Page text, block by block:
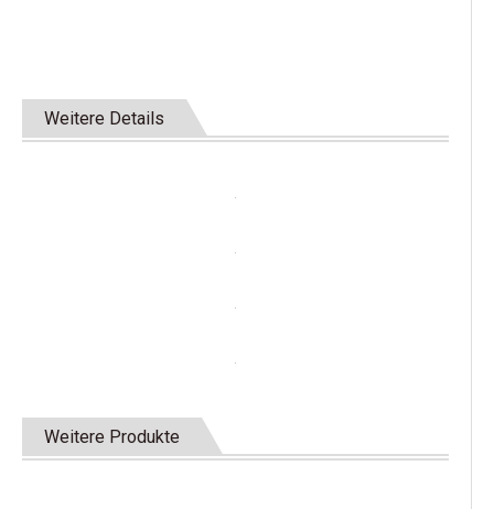
Weitere Details
Weitere Produkte